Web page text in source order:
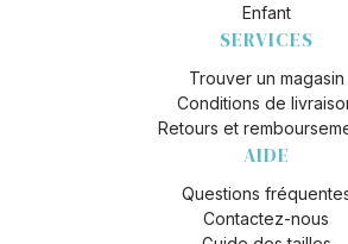
Enfant
SERVICES
Trouver un magasin
Conditions de
Retours et
AIDE
Questions
Contactez-nous